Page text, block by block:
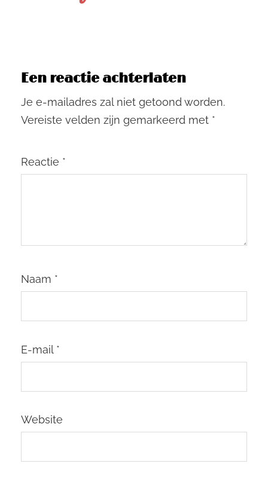
Een reactie achterlaten
Je e-mailadres zal niet getoond worden.
Vereiste velden zijn gemarkeerd met *
Reactie *
Naam *
E-mail *
Website